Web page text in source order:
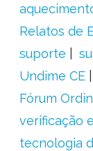
Relatos de
suporte
Undime CE
Fórum
verificação
tecnologia